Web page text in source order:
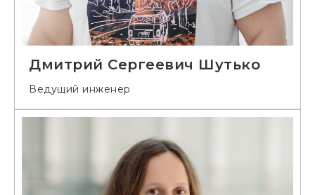
Дмитрий Сергеевич Шутько
Ведущий инженер